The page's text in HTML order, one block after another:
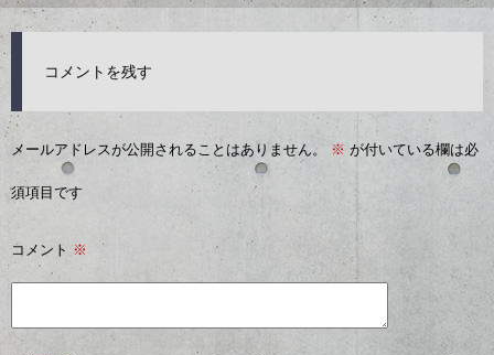
コメントを残す
メールアドレスが公開されることはありません。 ※ が付いている欄は必
須項目です
コメント ※